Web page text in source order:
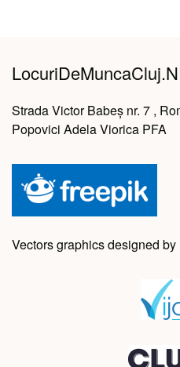
Strada Victor Babeș nr. 7 ,
Popovici Adela Viorica PFA
Vectors graphics designed by